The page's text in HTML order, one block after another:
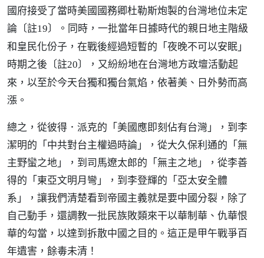
國府接受了當時美國國務卿杜勒斯炮製的台灣地位未定
論 〔註19〕
。同時，一批當年日據時代的親日地主階級
和皇民化份子，在戰後經過短暫的「夜晚不可以安眠」
時期之後 〔註20〕
，又紛紛地在台灣地方政壇活動起
來，以至於今天台獨和獨台氣焰，依著美、日外勢而高
漲。
總之，從彼得．派克的「美國應即刻佔有台灣」，到李
潔明的「中共對台主權過時論」，從大久保利通的「無
主野蠻之地」，到司馬遼太郎的「無主之地」，從李善
得的「東亞文明月彎」，到李登輝的「亞太安全體
系」，讓我們清楚看到帝國主義就是要中國分裂，除了
自己動手，還調教一批民族敗類來干以華制華、仇華恨
華的勾當，以達到拆散中國之目的。這正是甲午戰爭百
年遺害，餘毒未清！